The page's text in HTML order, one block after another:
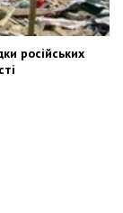
російських